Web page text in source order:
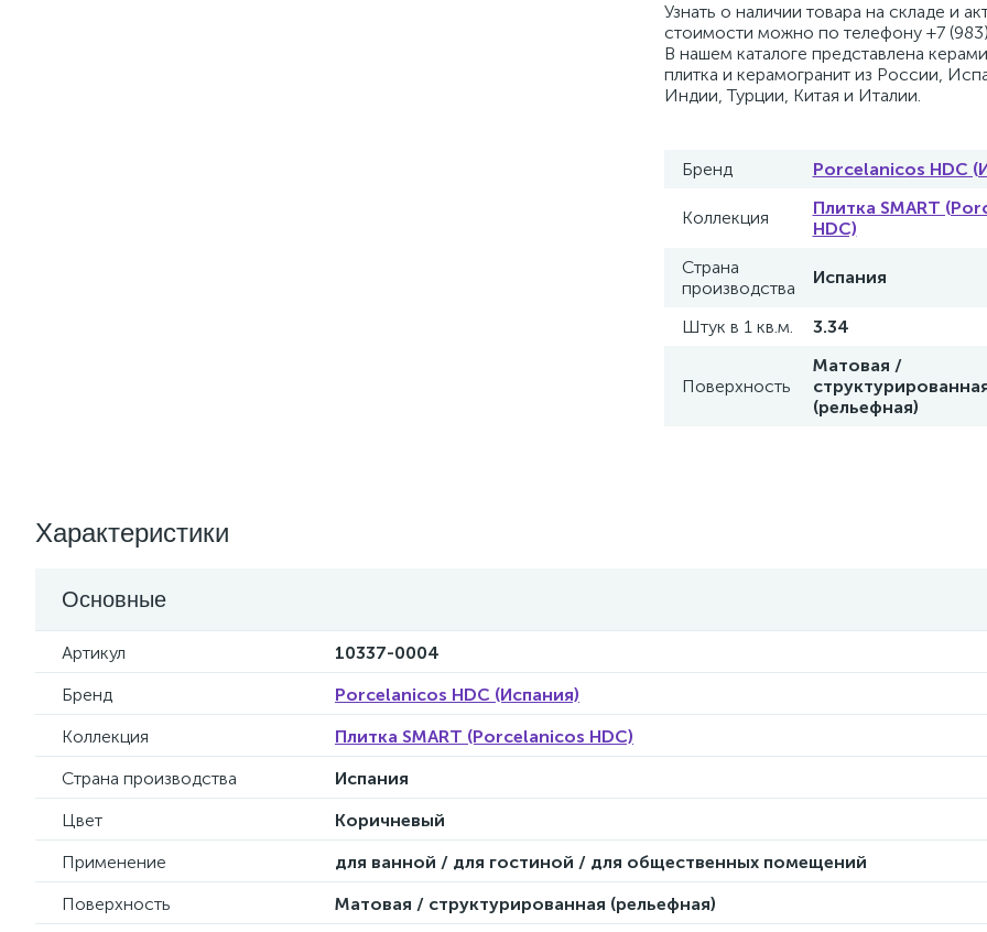
Узнать о наличии товара на складе и
стоимости можно по телефону +7
В нашем каталоге представлена
плитка и керамогранит из России,
Индии, Турции, Китая и Италии.
Бренд Porcelanicos HDC
Коллекция
Плитка SMART
HDC)
Страна
производства
Испания
Штук в 1 кв.м. 3.34
Поверхность
Матовая /
(рельефная)
Характеристики
Основные
Артикул
10337-0004
Бренд
Porcelanicos HDC (Испания)
Коллекция
Плитка SMART (Porcelanicos HDC)
Страна производства
Испания
Цвет
Коричневый
Применение
для ванной / для гостиной / для общественных помещений
Поверхность
Матовая / структурированная (рельефная)